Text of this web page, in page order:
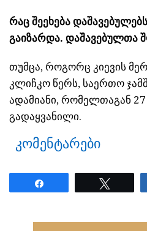
რაც შეეხება
გაიზარდა. დაშავებულთა
თუმცა, როგორც კიევის
კლიჩკო წერს, საერთო
ადამიანი, რომელთაგან
გადაყვანილი.
კომენტარები